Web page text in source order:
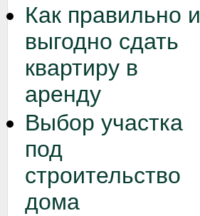
Как правильно и
выгодно сдать
квартиру в
аренду
Выбор участка
под
строительство
дома